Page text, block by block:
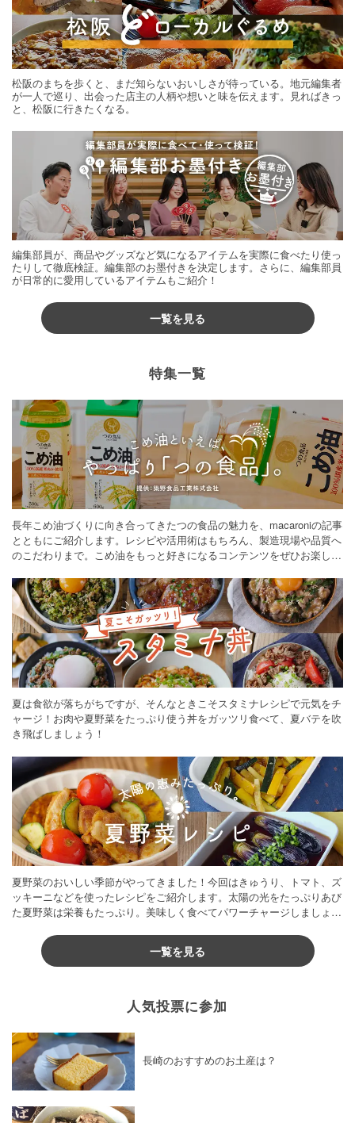
松阪のまちを歩くと、まだ知らないおいしさが待っている。地元編集者
が一人で巡り、出会った店主の人柄や想いと味を伝えます。見ればきっ
と、松阪に行きたくなる。
編集部員が、商品やグッズなど気になるアイテムを実際に食べたり使っ
たりして徹底検証。編集部のお墨付きを決定します。さらに、編集部員
が日常的に愛用しているアイテムもご紹介！
一覧を見る
特集一覧
長年こめ油づくりに向き合ってきたつの食品の魅力を、macaroniの記事
とともにご紹介します。レシピや活用術はもちろん、製造現場や品質へ
のこだわりまで。こめ油をもっと好きになるコンテンツをぜひお楽しみ
夏は食欲が落ちがちですが、そんなときこそスタミナレシピで元気をチ
ャージ！お肉や夏野菜をたっぷり使う丼をガッツリ食べて、夏バテを吹
き飛ばしましょう！
夏野菜のおいしい季節がやってきました！今回はきゅうり、トマト、ズ
ッキーニなどを使ったレシピをご紹介します。太陽の光をたっぷりあび
た夏野菜は栄養もたっぷり。美味しく食べてパワーチャージしましょう
一覧を見る
人気投票に参加
長崎のおすすめのお土産は？